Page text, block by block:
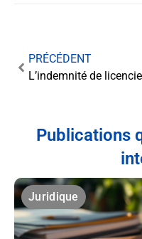
PRÉCÉDENT
Publications
Juridique